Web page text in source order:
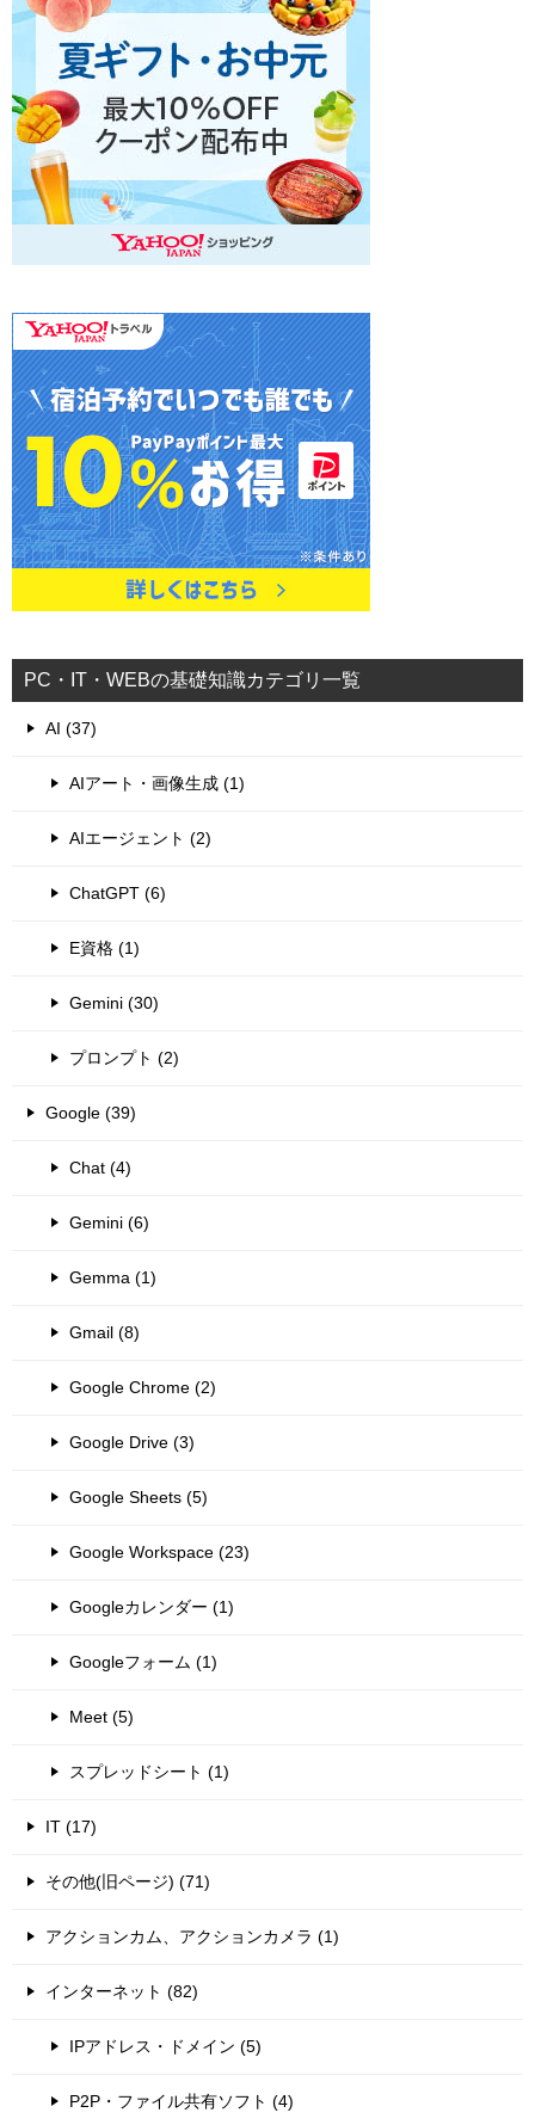
PC・IT・WEBの基礎知識カテゴリ一覧
AI (37)
AIアート・画像生成 (1)
AIエージェント (2)
ChatGPT (6)
E資格 (1)
Gemini (30)
プロンプト (2)
Google (39)
Chat (4)
Gemini (6)
Gemma (1)
Gmail (8)
Google Chrome (2)
Google Drive (3)
Google Sheets (5)
Google Workspace (23)
Googleカレンダー (1)
Googleフォーム (1)
Meet (5)
スプレッドシート (1)
IT (17)
その他(旧ページ) (71)
アクションカム、アクションカメラ (1)
インターネット (82)
IPアドレス・ドメイン (5)
P2P・ファイル共有ソフト (4)